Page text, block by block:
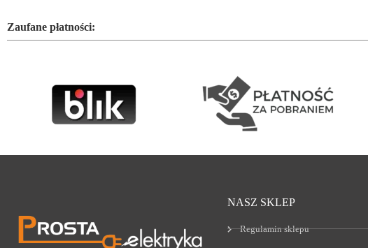
Zaufane płatności:
NASZ SKLEP
Regulamin sklepu